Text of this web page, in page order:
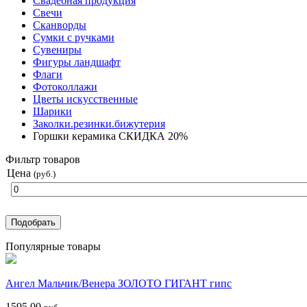
Свечи
Сканворды
Сумки с ручками
Сувениры
Фигуры ландшафт
Флаги
Фотоколлажи
Цветы искусственные
Шарики
Заколки.резинки.бижутерия
Горшки керамика СКИДКА 20%
Фильтр товаров
Цена (руб.)
Популярные товары
Ангел Мальчик/Венера ЗОЛОТО ГИГАНТ гипс